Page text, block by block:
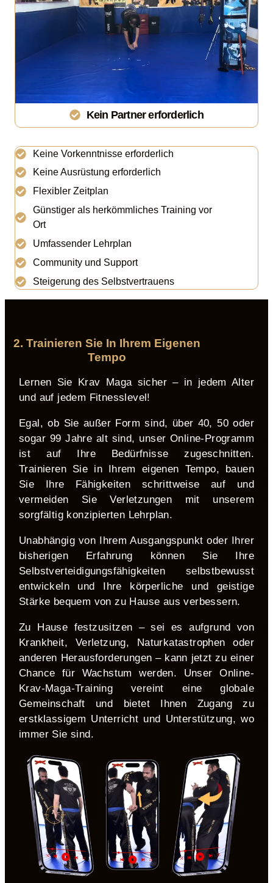
Kein Partner erforderlich
Keine Vorkenntnisse erforderlich
Keine Ausrüstung erforderlich
Flexibler Zeitplan
Günstiger als herkömmliches Training vor
Ort
Umfassender Lehrplan
Community und Support
Steigerung des Selbstvertrauens
2. Trainieren Sie In Ihrem Eigenen
Tempo
Lernen Sie Krav Maga sicher – in jedem Alter
und auf jedem Fitnesslevel!
Egal, ob Sie außer Form sind, über 40, 50 oder
sogar 99 Jahre alt sind, unser Online-Programm
ist auf Ihre Bedürfnisse zugeschnitten.
Trainieren Sie in Ihrem eigenen Tempo, bauen
Sie Ihre Fähigkeiten schrittweise auf und
vermeiden Sie Verletzungen mit unserem
sorgfältig konzipierten Lehrplan.
Unabhängig von Ihrem Ausgangspunkt oder Ihrer
bisherigen Erfahrung können Sie Ihre
Selbstverteidigungsfähigkeiten selbstbewusst
entwickeln und Ihre körperliche und geistige
Stärke bequem von zu Hause aus verbessern.
Zu Hause festzusitzen – sei es aufgrund von
Krankheit, Verletzung, Naturkatastrophen oder
anderen Herausforderungen – kann jetzt zu einer
Chance für Wachstum werden. Unser Online-
Krav-Maga-Training vereint eine globale
Gemeinschaft und bietet Ihnen Zugang zu
erstklassigem Unterricht und Unterstützung, wo
immer Sie sind.